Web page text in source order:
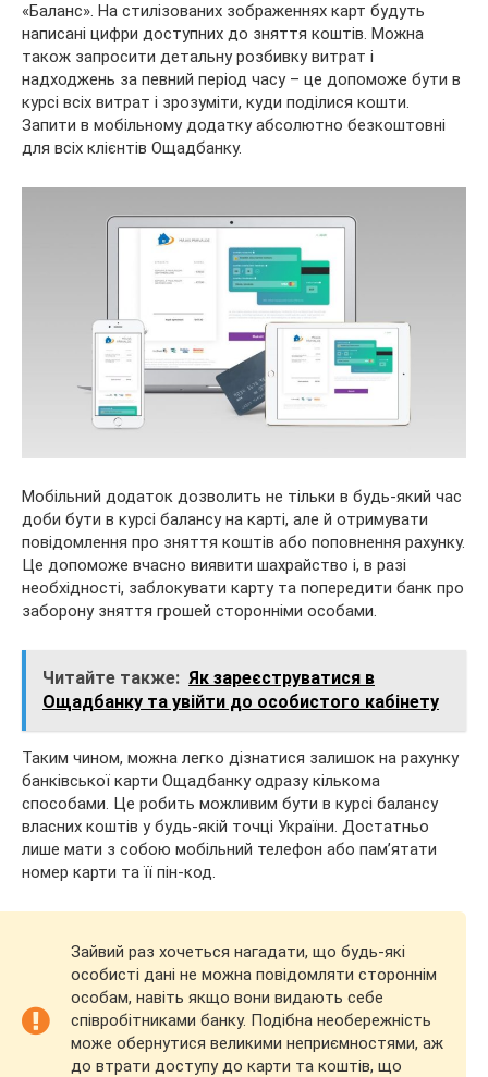
«Баланс». На стилізованих зображеннях карт будуть
написані цифри доступних до зняття коштів. Можна
також запросити детальну розбивку витрат і
надходжень за певний період часу – це допоможе бути в
курсі всіх витрат і зрозуміти, куди поділися кошти.
Запити в мобільному додатку абсолютно безкоштовні
для всіх клієнтів Ощадбанку.
Мобільний додаток дозволить не тільки в будь-який час
доби бути в курсі балансу на карті, але й отримувати
повідомлення про зняття коштів або поповнення рахунку.
Це допоможе вчасно виявити шахрайство і, в разі
необхідності, заблокувати карту та попередити банк про
заборону зняття грошей сторонніми особами.
Читайте также: Як зареєструватися в
Ощадбанку та увійти до особистого кабінету
Таким чином, можна легко дізнатися залишок на рахунку
банківської карти Ощадбанку одразу кількома
способами. Це робить можливим бути в курсі балансу
власних коштів у будь-якій точці України. Достатньо
лише мати з собою мобільний телефон або пам’ятати
номер карти та її пін-код.
Зайвий раз хочеться нагадати, що будь-які
особисті дані не можна повідомляти стороннім
особам, навіть якщо вони видають себе
співробітниками банку. Подібна необережність
може обернутися великими неприємностями, аж
до втрати доступу до карти та коштів, що